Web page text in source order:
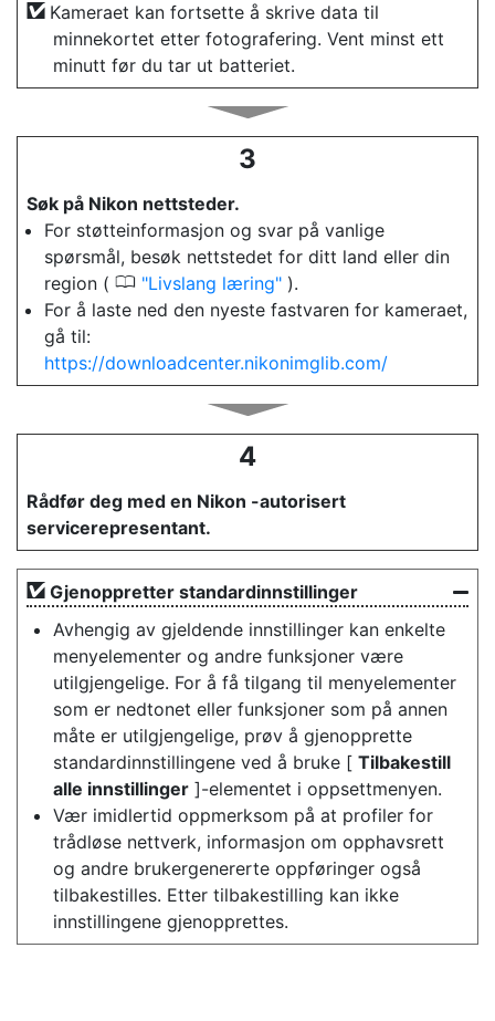
Kameraet kan fortsette å skrive data til
minnekortet etter fotografering. Vent minst ett
minutt før du tar ut batteriet.
3
Søk på Nikon nettsteder.
For støtteinformasjon og svar på vanlige
spørsmål, besøk nettstedet for ditt land eller din
region ( 0 Livslang læring
).
For å laste ned den nyeste fastvaren for kameraet,
gå til:
https://downloadcenter.nikonimglib.com/
4
Rådfør deg med en Nikon -autorisert
servicerepresentant.
Gjenoppretter standardinnstillinger
Avhengig av gjeldende innstillinger kan enkelte
menyelementer og andre funksjoner være
utilgjengelige. For å få tilgang til menyelementer
som er nedtonet eller funksjoner som på annen
måte er utilgjengelige, prøv å gjenopprette
standardinnstillingene ved å bruke [ Tilbakestill
alle innstillinger ]-elementet i oppsettmenyen.
Vær imidlertid oppmerksom på at profiler for
trådløse nettverk, informasjon om opphavsrett
og andre brukergenererte oppføringer også
tilbakestilles. Etter tilbakestilling kan ikke
innstillingene gjenopprettes.